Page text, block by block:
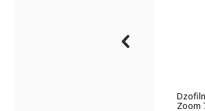
Zoom